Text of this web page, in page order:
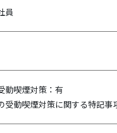
員
動喫煙対策：有
受動喫煙対策に関する特記事